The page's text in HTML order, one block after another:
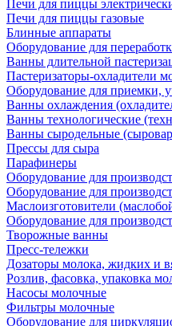
Печи для пиццы
Печи для пиццы газовые
Блинные аппараты
Оборудование для
Ванны длительной
Пастеризаторы-охладители
Оборудование для приемки,
Ванны охлаждения
Ванны технологические
Ванны сыродельные
Прессы для сыра
Парафинеры
Оборудование для
Оборудование для
Маслоизготовители
Оборудование для
Творожные ванны
Пресс-тележки
Дозаторы молока, жидких и
Розлив, фасовка, упаковка
Насосы молочные
Фильтры молочные
Оборудование для